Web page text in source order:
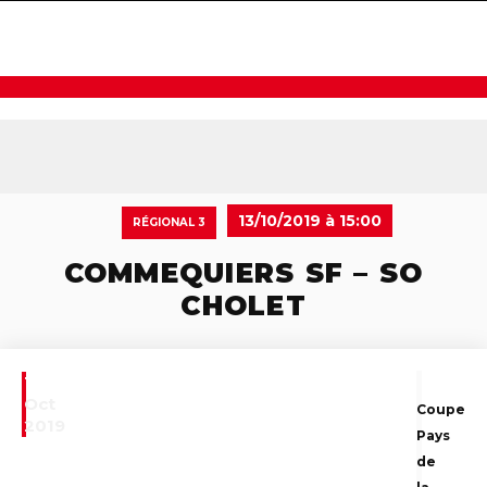
RÉGIONAL 3 13/10/2019 à 15:00
COMMEQUIERS SF – SO
CHOLET
13
Oct
2019
Coupe
Pays
de